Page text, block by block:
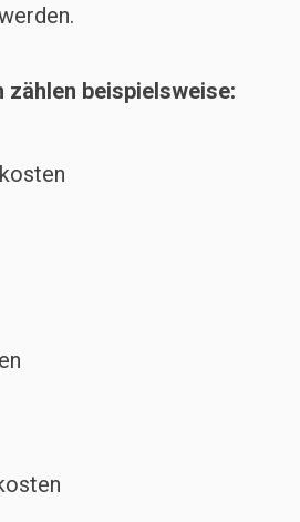
zählen beispielsweise: